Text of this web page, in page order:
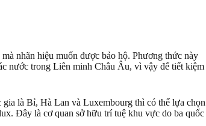
nhãn hiệu muốn được bảo hộ. Phương thức này
nước trong Liên minh Châu Âu, vì vậy để tiết kiệm
là Bỉ, Hà Lan và Luxembourg thì có thể lựa chọn
Đây là cơ quan sở hữu trí tuệ khu vực do ba quốc